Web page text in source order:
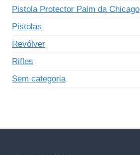
Pistola Protector Palm da Chicago
Pistolas
Revólver
Rifles
Sem categoria